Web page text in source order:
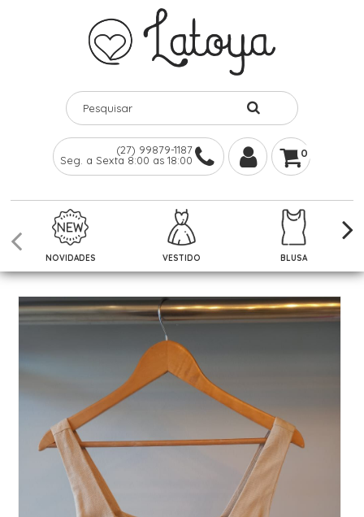
(27) 99879-1187
Seg. a Sexta 8:00 as 18:00
0
NOVIDADES VESTIDO BLUSA